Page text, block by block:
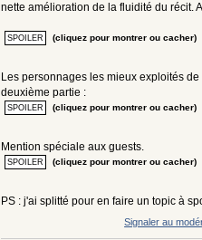
nette amélioration de la fluidité du récit.
(cliquez pour montrer ou cacher)
Les personnages les mieux exploités de
deuxième partie :
(cliquez pour montrer ou cacher)
Mention spéciale aux guests.
(cliquez pour montrer ou cacher)
PS : j'ai splitté pour en faire un topic à
Signaler au